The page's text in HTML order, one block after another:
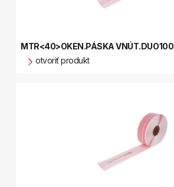
MTR<40>OKEN.PÁSKA VNÚT.DUO100
otvoriť produkt